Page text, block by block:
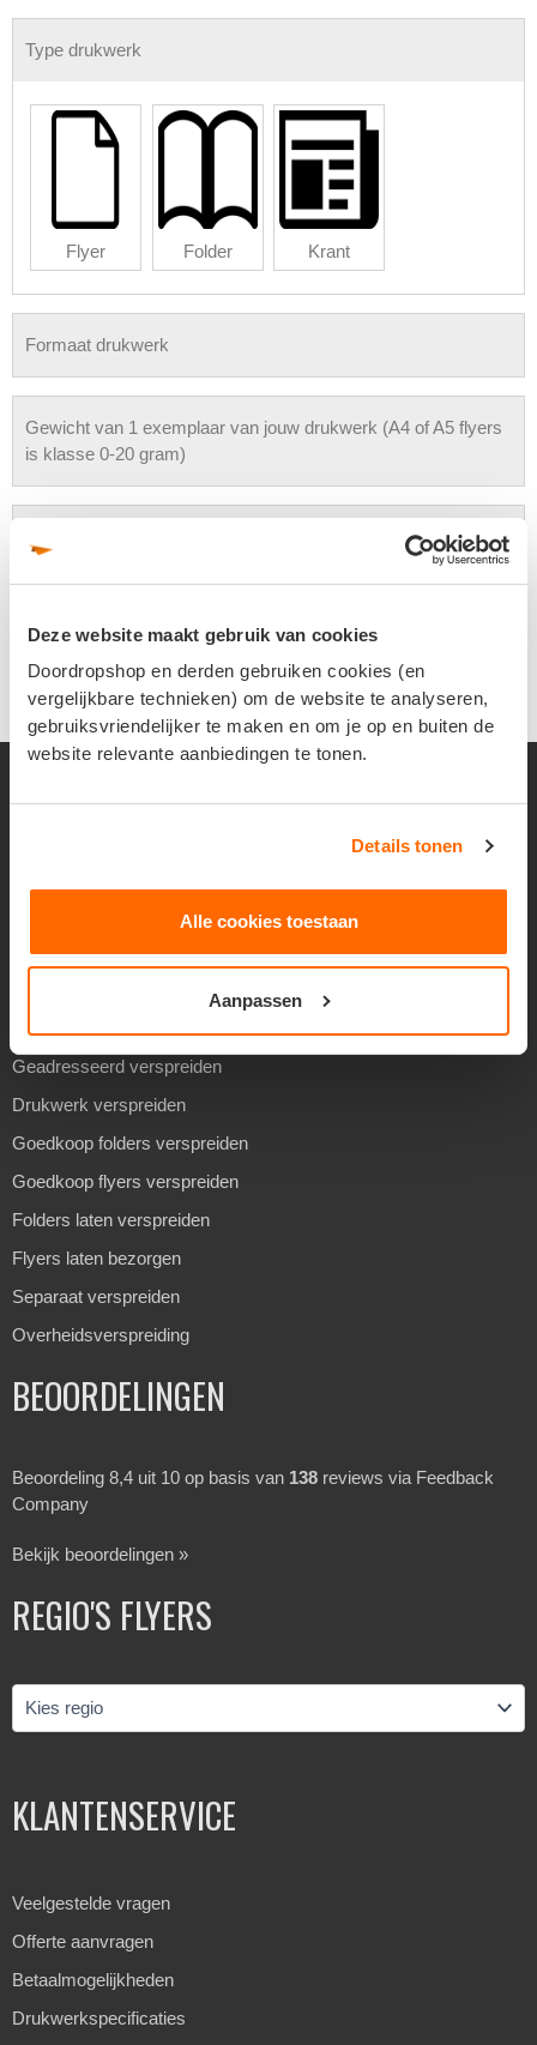
Deze website maakt gebruik van cookies
Doordropshop en derden gebruiken cookies (en
vergelijkbare technieken) om de website te analyseren,
gebruiksvriendelijker te maken en om je op en buiten de
website relevante aanbiedingen te tonen.
Details tonen
Alle cookies toestaan
Aanpassen
Type drukwerk
Flyer Folder Krant
Formaat drukwerk
Gewicht van 1 exemplaar van jouw drukwerk (A4 of A5 flyers
is klasse 0-20 gram)
Flyers verspreiden
Huis aan huis verspreiden
Geadresseerd verspreiden
Drukwerk verspreiden
Goedkoop folders verspreiden
Goedkoop flyers verspreiden
Folders laten verspreiden
Flyers laten bezorgen
Separaat verspreiden
Overheidsverspreiding
BEOORDELINGEN
Beoordeling 8,4 uit 10 op basis van 138 reviews via Feedback
Company
Bekijk beoordelingen »
REGIO'S FLYERS
KLANTENSERVICE
Veelgestelde vragen
Offerte aanvragen
Betaalmogelijkheden
Drukwerkspecificaties